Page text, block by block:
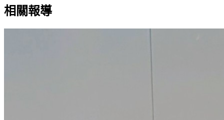
相關報導